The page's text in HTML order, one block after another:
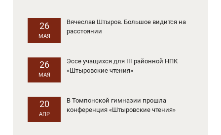
26
МАЯ
Вячеслав Штыров. Большое видится на
расстоянии
26
МАЯ
Эссе учащихся для III районной НПК
«Штыровские чтения»
20
АПР
В Томпонской гимназии прошла
конференция «Штыровские чтения»